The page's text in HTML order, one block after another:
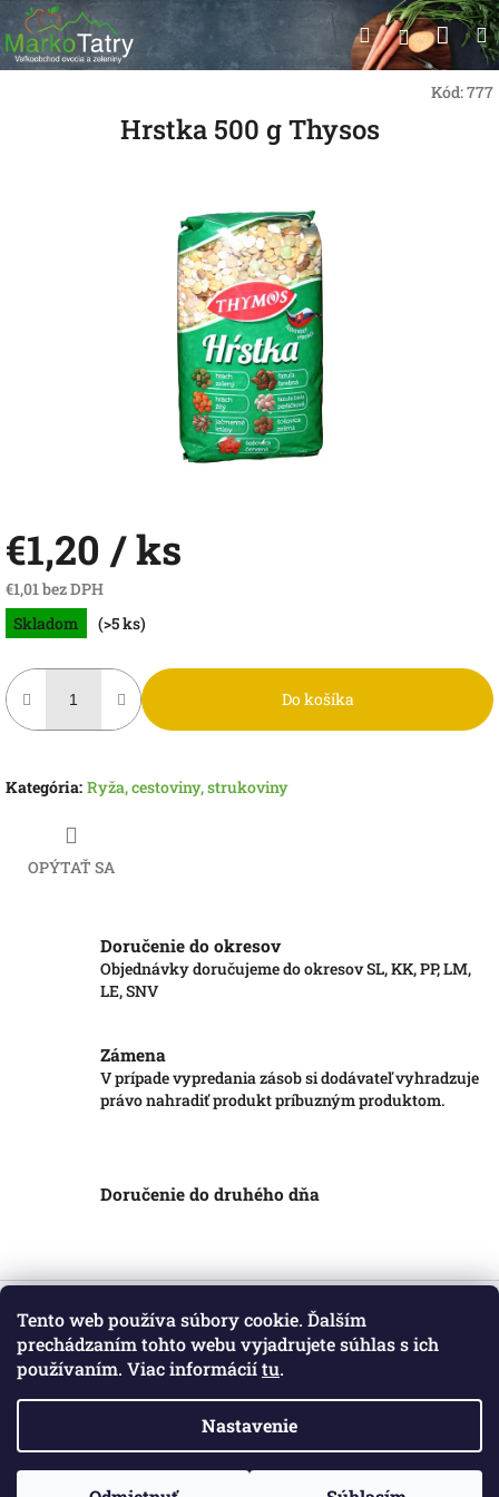
Tento web používa súbory cookie. Ďalším
prechádzaním tohto webu vyjadrujete súhlas s ich
používaním. Viac informáciítu.
Nastavenie
Prejsť
na
obsah
Hľadať
Kód:777
Hrstka 500 g Thysos
€1,20 / ks
€1,01 bez DPH
Jednotková
cena:
Skladom (>5 ks)
Do košíka
Kategória: Ryža, cestoviny, strukoviny
OPÝTAŤ SA
Doručenie do okresov
Objednávky doručujeme do okresov SL, KK, PP, LM,
LE, SNV
Zámena
V prípade vypredania zásob si dodávateľ vyhradzuje
právo nahradiť produkt príbuzným produktom.
Doručenie do druhého dňa
Z
Informácie pre vás
Obchodné podmienky
Copyright 2026 . Všetky práva vyhradené.